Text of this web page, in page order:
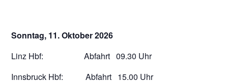
Sonntag, 11. Oktober 2026
Linz Hbf: Abfahrt 09.30 Uhr
Innsbruck Hbf: Abfahrt 15.00 Uhr